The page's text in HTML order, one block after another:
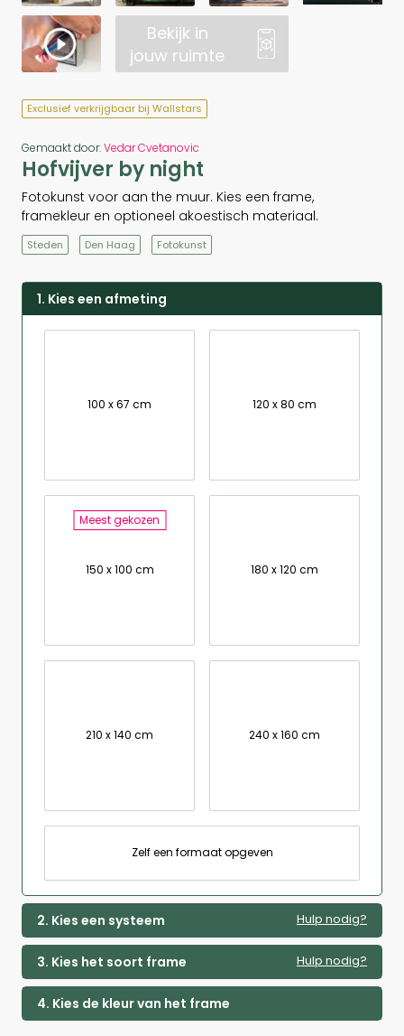
Bekijk in
jouw ruimte
Exclusief verkrijgbaar bij Wallstars
Gemaakt door:Vedar Cvetanovic
Hofvijver by night
Fotokunst voor aan the muur. Kies een frame,
framekleur en optioneel akoestisch materiaal.
Steden Den Haag Fotokunst
1. Kies een afmeting
100 x 67 cm 120 x 80 cm
Meest gekozen
150 x 100 cm 180 x 120 cm
210 x 140 cm 240 x 160 cm
Zelf een formaat opgeven
2. Kies een systeem Hulp nodig?
3. Kies het soort frame Hulp nodig?
4. Kies de kleur van het frame